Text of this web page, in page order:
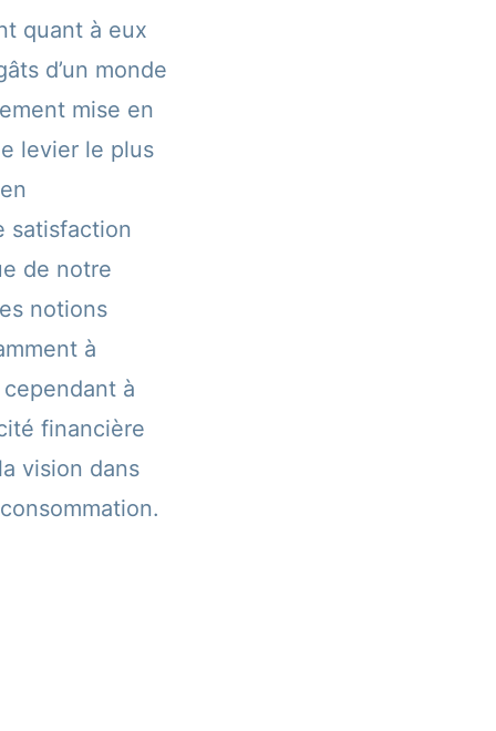
quant à eux
d’un monde
mise en
levier le plus
satisfaction
de notre
notions
à
à
financière
vision dans